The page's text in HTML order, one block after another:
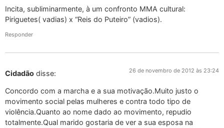
Incita, subliminarmente, à um confronto MMA cultural:
Piriguetes( vadias) x “Reis do Puteiro” (vadios).
Responder
Cidadão disse: 26 de novembro de 2012 às 23:24
Concordo com a marcha e a sua motivação.Muito justo o
movimento social pelas mulheres e contra todo tipo de
violência.Quanto ao nome dado ao movimento, repudio
totalmente.Qual marido gostaria de ver a sua esposa na